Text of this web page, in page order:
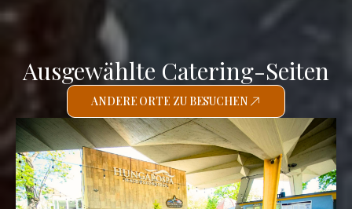
Ausgewählte Catering-Seiten
ANDERE ORTE ZU BESUCHEN